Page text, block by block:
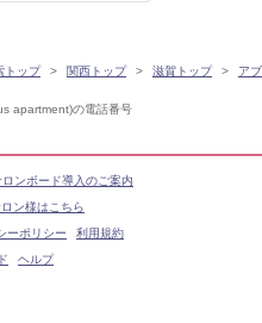
apartment)の電話番号
トップ 関西トップ 滋賀トップ ア
ンボード導入のご案内
ン様はこちら
ーポリシー
利用規約
ヘルプ